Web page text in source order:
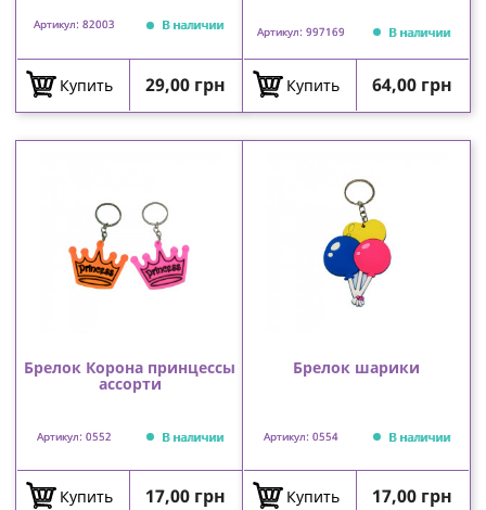
Артикул: 82003 В наличии
Купить Цена
29,00 грн
Артикул: 997169 В наличии
Купить Цена
64,00 грн
Брелок Корона принцессы
ассорти
Артикул: 0552 В наличии
Купить Цена
17,00 грн
Брелок шарики
Артикул: 0554 В наличии
Купить Цена
17,00 грн